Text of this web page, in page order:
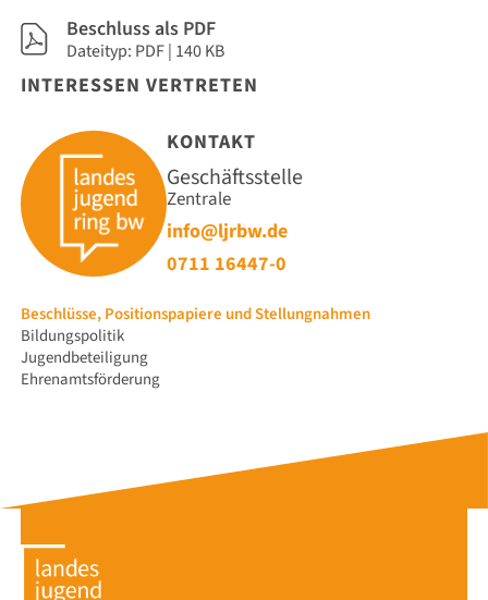
INTERESSEN VERTRETEN
Navigation
überspringen
Beschlüsse, Positionspapiere und Stellungnahmen
Bildungspolitik
Jugendbeteiligung
Ehrenamtsförderung
KONTAKT
Geschäftsstelle
Zentrale
info@ljrbw.de
0711 16447-0
Beschluss als PDF
Dateityp: PDF | 140 KB